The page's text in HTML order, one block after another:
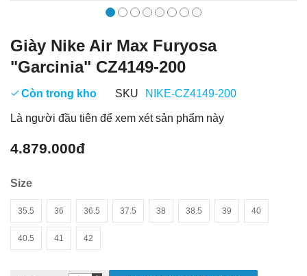
Giày Nike Air Max Furyosa
"Garcinia" CZ4149-200
Còn trong kho SKU NIKE-CZ4149-200
Là người đầu tiên để xem xét sản phẩm này
4.879.000đ
Size
35.5 36 36.5 37.5 38 38.5 39 40
40.5 41 42